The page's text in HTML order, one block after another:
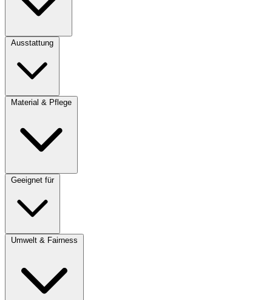
Ausstattung
Material & Pflege
Geeignet für
Umwelt & Fairness